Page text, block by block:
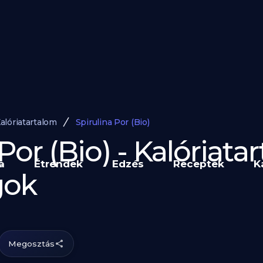
Étrendek Edzés Receptek
Spirulina Por (Bio)
(Bio) -
Megosztás